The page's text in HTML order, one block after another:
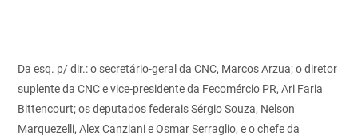
Da esq. p/ dir.: o secretário-geral da CNC, Marcos Arzua; o diretor
suplente da CNC e vice-presidente da Fecomércio PR, Ari Faria
Bittencourt; os deputados federais Sérgio Souza, Nelson
Marquezelli, Alex Canziani e Osmar Serraglio, e o chefe da